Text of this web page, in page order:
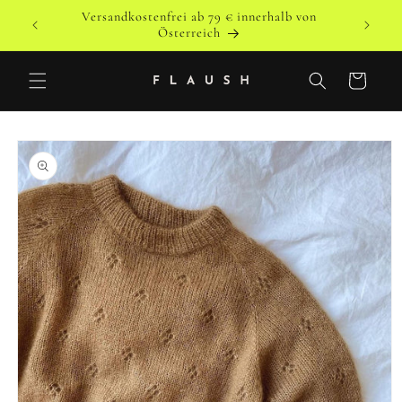
zum
Versandkostenfrei ab 79 € innerhalb von
Österreich
Warenkorb